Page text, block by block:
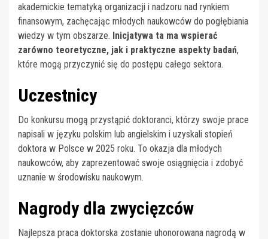
akademickie tematyką organizacji i nadzoru nad rynkiem
finansowym, zachęcając młodych naukowców do pogłębiania
wiedzy w tym obszarze. Inicjatywa ta ma wspierać
zarówno teoretyczne, jak i praktyczne aspekty badań,
które mogą przyczynić się do postępu całego sektora.
Uczestnicy
Do konkursu mogą przystąpić doktoranci, którzy swoje prace
napisali w języku polskim lub angielskim i uzyskali stopień
doktora w Polsce w 2025 roku. To okazja dla młodych
naukowców, aby zaprezentować swoje osiągnięcia i zdobyć
uznanie w środowisku naukowym.
Nagrody dla zwycięzców
Najlepsza praca doktorska zostanie uhonorowana nagrodą w